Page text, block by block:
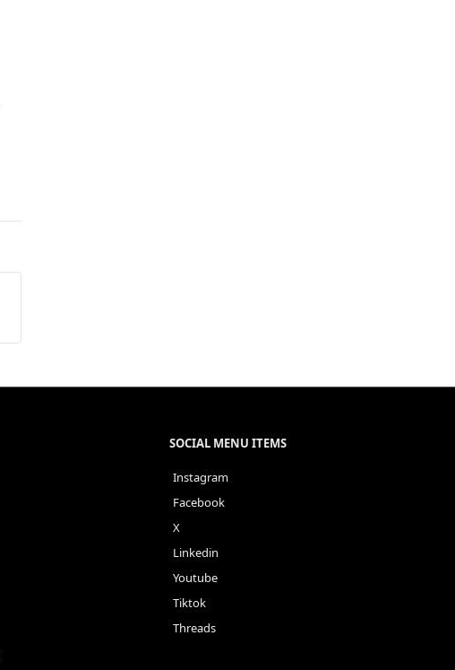
SOCIAL MENU ITEMS
Instagram
Facebook
X
Linkedin
Youtube
Tiktok
Threads